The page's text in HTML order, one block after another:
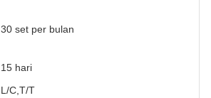
30 set per bulan
15 hari
L/C,T/T